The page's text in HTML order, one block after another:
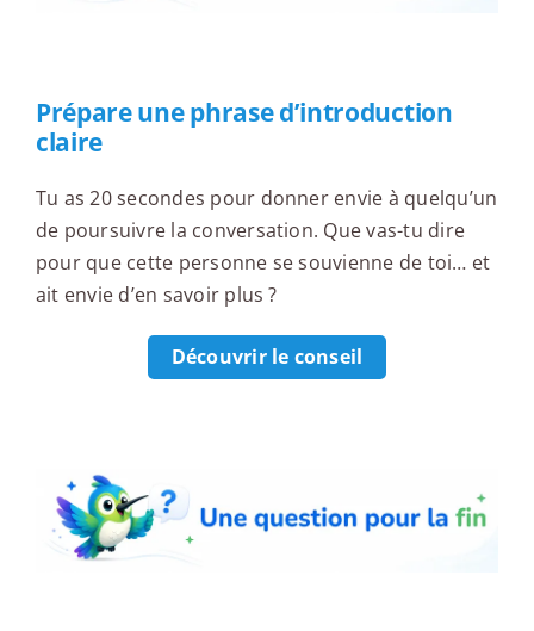
Prépare une phrase d’introduction
claire
Tu as 20 secondes pour donner envie à quelqu’un
de poursuivre la conversation. Que vas-tu dire
pour que cette personne se souvienne de toi… et
ait envie d’en savoir plus ?
Découvrir le conseil